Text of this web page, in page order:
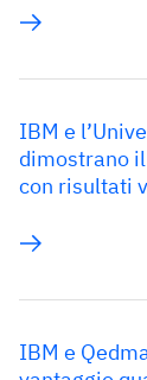
IBM e
dimostrano
con risultati
IBM e